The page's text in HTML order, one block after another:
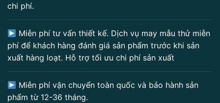
chi phí.
Miễn phí tư vấn thiết kế. Dịch vụ may mẫu thử miễn
phí để khách hàng đánh giá sản phẩm trước khi sản
xuất hàng loạt. Hỗ trợ tối ưu chi phí sản xuất
Miễn phí vận chuyển toàn quốc và bảo hành sản
phẩm từ 12-36 tháng.